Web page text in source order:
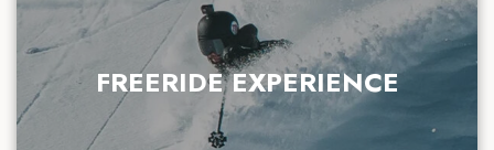
FREERIDE EXPERIENCE